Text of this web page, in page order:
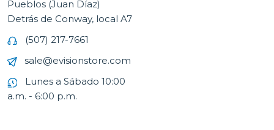
Pueblos (Juan Díaz)
Detrás de Conway, local A7
(507) 217-7661
sale@evisionstore.com
Lunes a Sábado 10:00
a.m. - 6:00 p.m.